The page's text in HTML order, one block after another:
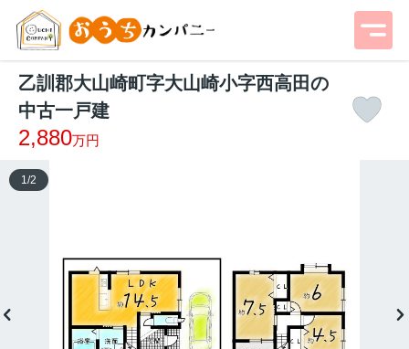
乙訓郡大山崎町字大山崎小字西高田の
中古一戸建
2,880万円
1 /2